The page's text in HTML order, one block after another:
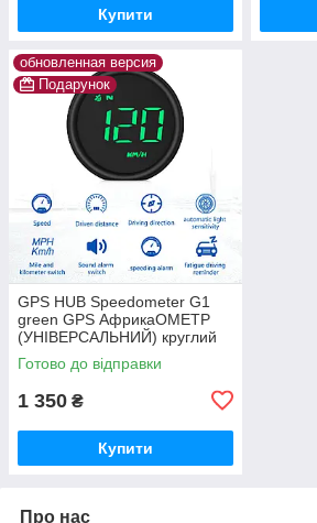
Купити
обновленная версия
Подарунок
GPS HUB Speedometer G1
green GPS АфрикаОМЕТР
(УНІВЕРСАЛЬНИЙ) круглий
дизайн
Готово до відправки
1 350 ₴
Купити
Про нас